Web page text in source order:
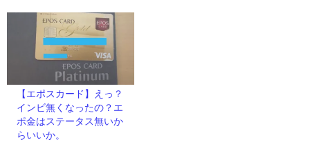
【エポスカード】えっ？
インビ無くなったの？エ
ポ金はステータス無いか
らいいか。